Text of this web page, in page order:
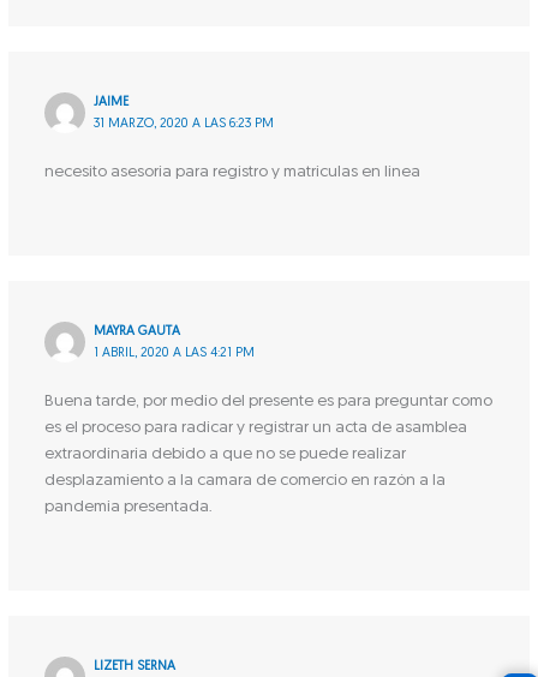
JAIME
31 MARZO, 2020 A LAS 6:23 PM
necesito asesoria para registro y matriculas en linea
MAYRA GAUTA
1 ABRIL, 2020 A LAS 4:21 PM
Buena tarde, por medio del presente es para preguntar como
es el proceso para radicar y registrar un acta de asamblea
extraordinaria debido a que no se puede realizar
desplazamiento a la camara de comercio en razón a la
pandemia presentada.
LIZETH SERNA